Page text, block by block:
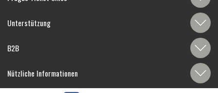
Unterstützung
B2B
Nützliche Informationen